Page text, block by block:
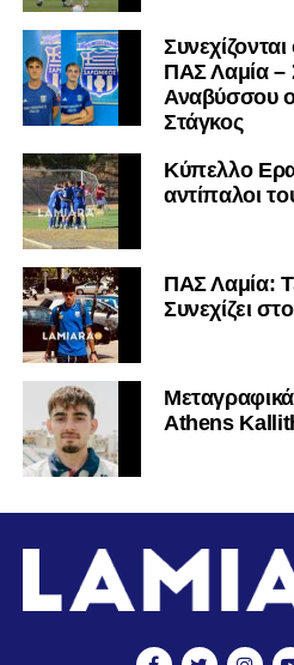
ΠΑΣ Λαμία –
Αναβύσσου
Στάγκος
Κύπελλο
αντίπαλοι
ΠΑΣ Λαμία:
Συνεχίζει
Athens